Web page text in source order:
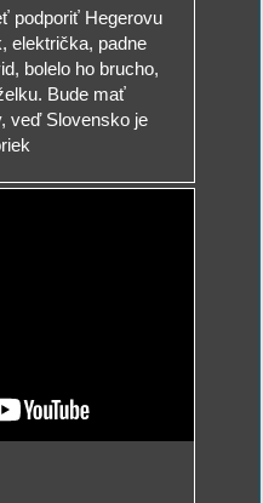
podporiť Hegerovu
električka, padne
bolelo ho brucho,
Bude mať
veď Slovensko je